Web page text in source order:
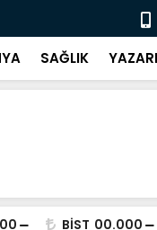
“Ketenci
SAĞLIK
BİST 00.000